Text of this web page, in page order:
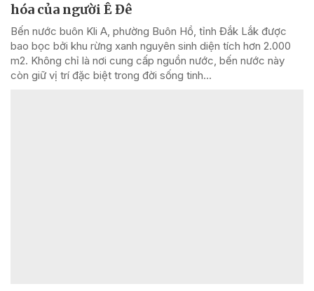
hóa của người Ê Đê
Bến nước buôn Kli A, phường Buôn Hồ, tỉnh Đắk Lắk được
bao bọc bởi khu rừng xanh nguyên sinh diện tích hơn 2.000
m2. Không chỉ là nơi cung cấp nguồn nước, bến nước này
còn giữ vị trí đặc biệt trong đời sống tinh...